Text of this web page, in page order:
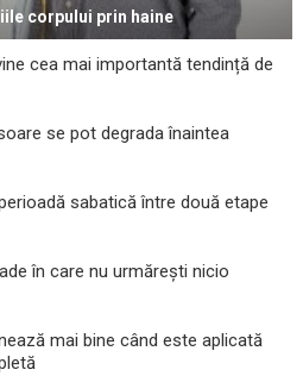
corpului prin haine
cea mai importantă tendință de
se pot degrada înaintea
sabatică între două etape
în care nu urmărești nicio
mai bine când este aplicată